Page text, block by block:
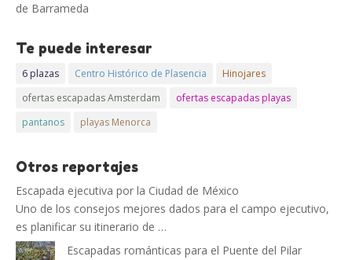
de Barrameda
Te puede interesar
6 plazas Centro Histórico de Plasencia
Hinojares
ofertas escapadas Amsterdam
ofertas escapadas playas
pantanos
playas Menorca
Otros reportajes
Escapada ejecutiva por la Ciudad de México
Uno de los consejos mejores dados para el campo ejecutivo,
es planificar su itinerario de …
Escapadas románticas para el Puente del Pilar